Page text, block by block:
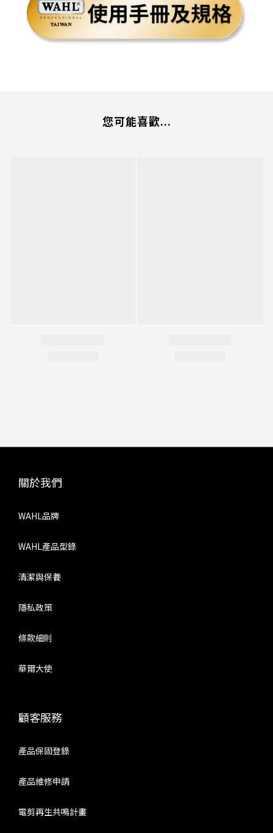
您可能喜歡...
關於我們
WAHL品牌
WAHL產品型錄
清潔與保養
隱私政策
條款細則
華爾大使
顧客服務
產品保固登錄
產品維修申請
電剪再生共鳴計畫